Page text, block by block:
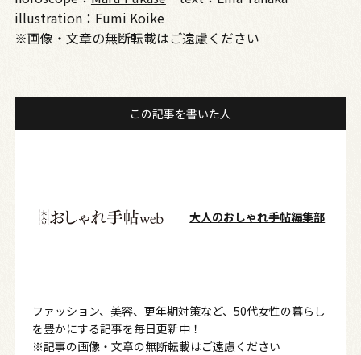
illustration：Fumi Koike
※画像・文章の無断転載はご遠慮ください
この記事を書いた人
大人のおしゃれ手帖編集部
ファッション、美容、更年期対策など、50代女性の暮らし
を豊かにする記事を毎日更新中！
※記事の画像・文章の無断転載はご遠慮ください